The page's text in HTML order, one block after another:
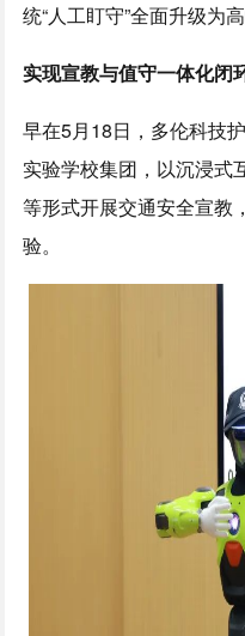
统“人工盯守”全面升级为
实现宣教与值守一体化闭
早在5月18日，多伦科技
实验学校集团，以沉浸式
等形式开展交通安全宣教
验。